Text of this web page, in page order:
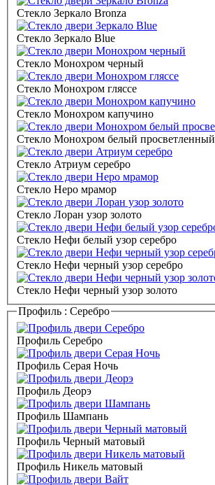
Стекло Зеркало Bronza
Стекло Зеркало Blue
Стекло Монохром черный
Стекло Монохром гляссе
Стекло Монохром капучино
Стекло Монохром белый просветленный
Стекло Атриум серебро
Стекло Неро мрамор
Стекло Лоран узор золото
Стекло Нефи белый узор серебро
Стекло Нефи черный узор серебро
Стекло Нефи черный узор золото
Профиль : Серебро
Профиль Серебро
Профиль Серая Ночь
Профиль Деорэ
Профиль Шампань
Профиль Черный матовый
Профиль Никель матовый